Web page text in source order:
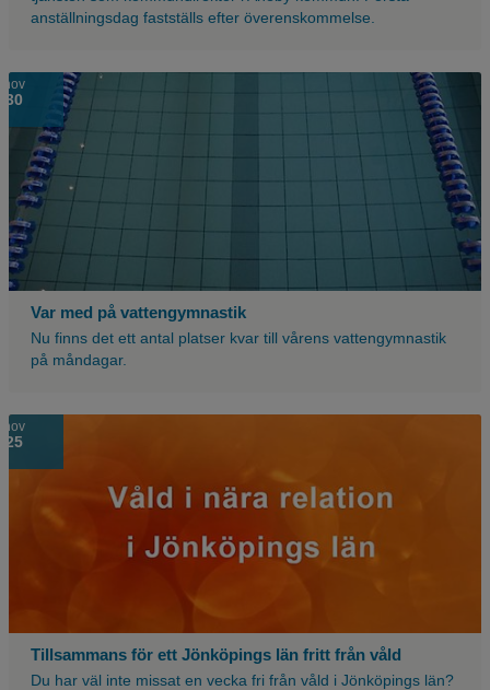
anställningsdag fastställs efter överenskommelse.
nov
30
Var med på vattengymnastik
Nu finns det ett antal platser kvar till vårens vattengymnastik
på måndagar.
nov
25
Tillsammans för ett Jönköpings län fritt från våld
Du har väl inte missat en vecka fri från våld i Jönköpings län?
Orange
bild
med